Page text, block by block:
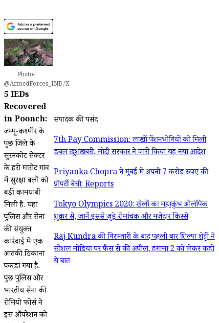
Photo-
@ArmedForces_IND/X
5 IEDs
Recovered
in Poonch:
जम्मू-कश्मीर के
पुंछ जिले के
सुरनकोट सेक्टर
के हरी मारोट गांव
में सुरक्षा बलों को
बड़ी कामयाबी
मिली है. यहां
पुलिस और सेना
की संयुक्त
कार्रवाई में एक
आतंकी ठिकाना
पकड़ा गया है.
पुंछ पुलिस और
भारतीय सेना की
रोमियो फोर्स ने
इस ऑपरेशन को
संपादक की पसंद
7th Pay Commission: लाखों पेंशनभोगियों को मिली
डबल खुशखबरी, मोदी सरकार ने जारी किया यह नया आदेश
Priyanka Chopra ने मुंबई में अपनी 7 करोड़ रुपए की
प्रॉपर्टी बेची: Reports
Tokyo Olympics 2020: खेलों का महाकुंभ ओलंपिक
शुक्रवार से, जानें इससे जुड़े रोमांचक और मजेदार किस्से
Raj Kundra की गिरफ्तारी के बाद पहली बार शिल्पा शेट्टी ने
सोशल मीडिया पर फैंस से की अपील, हंगामा 2 को लेकर कही
ये बात